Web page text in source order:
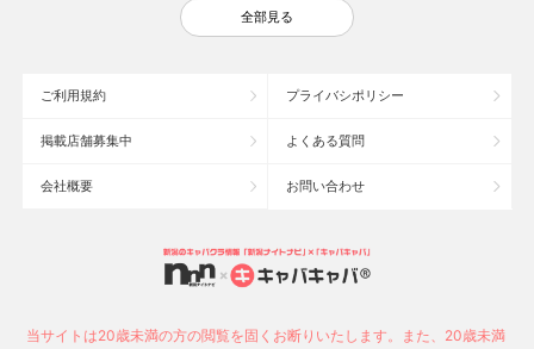
鳥取県 島根県 岡山県 広島県
沖縄県
大宮のキャバクラ
六本木のキャバクラ
全部見る
ご利用規約 プライバシポリシー
掲載店舗募集中 よくある質問
会社概要 お問い合わせ
当サイトは20歳未満の方の閲覧を固くお断りいたします。また、20歳未満